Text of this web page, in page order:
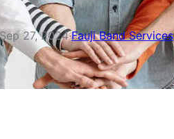
Sep 27, 2024·Fauji Band Services